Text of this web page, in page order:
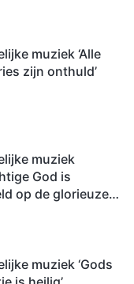
muziek ‘Alle
zijn onthuld’
muziek
God is
op de glorieuze
muziek ‘Gods